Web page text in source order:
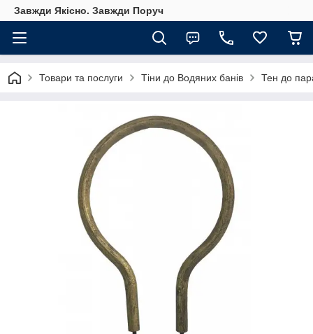
Завжди Якісно. Завжди Поруч
Товари та послуги Тіни до Водяних банів Тен до